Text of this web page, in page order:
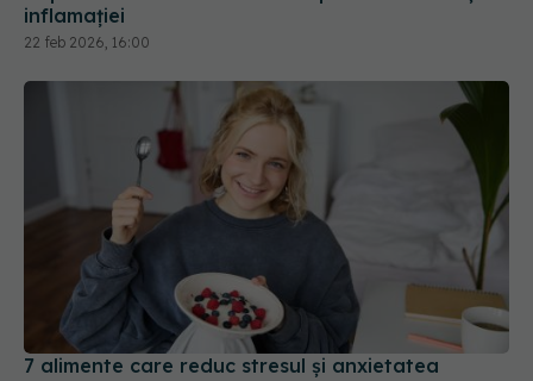
inflamației
22 feb 2026, 16:00
7 alimente care reduc stresul și anxietatea